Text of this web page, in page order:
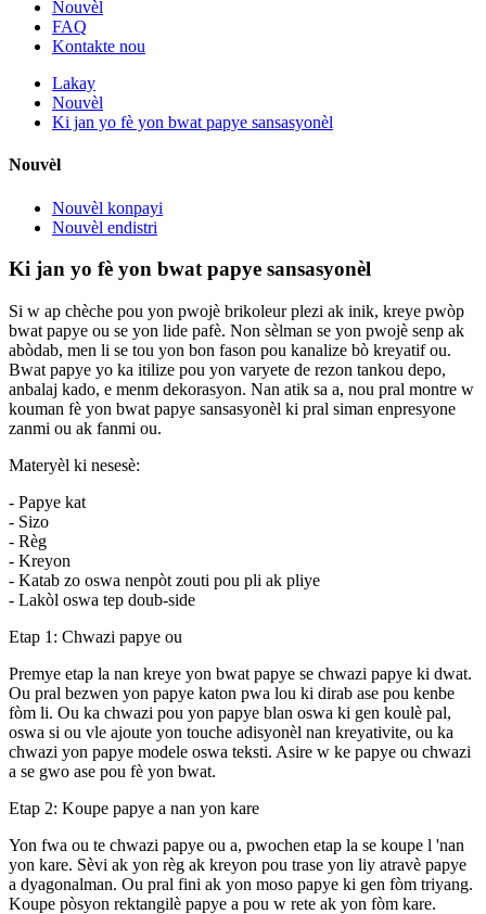
Nouvèl
FAQ
Kontakte nou
Lakay
Nouvèl
Ki jan yo fè yon bwat papye sansasyonèl
Nouvèl
Nouvèl konpayi
Nouvèl endistri
Ki jan yo fè yon bwat papye sansasyonèl
Si w ap chèche pou yon pwojè brikoleur plezi ak inik, kreye pwòp
bwat papye ou se yon lide pafè. Non sèlman se yon pwojè senp ak
abòdab, men li se tou yon bon fason pou kanalize bò kreyatif ou.
Bwat papye yo ka itilize pou yon varyete de rezon tankou depo,
anbalaj kado, e menm dekorasyon. Nan atik sa a, nou pral montre w
kouman fè yon bwat papye sansasyonèl ki pral siman enpresyone
zanmi ou ak fanmi ou.
Materyèl ki nesesè:
- Papye kat
- Sizo
- Règ
- Kreyon
- Katab zo oswa nenpòt zouti pou pli ak pliye
- Lakòl oswa tep doub-side
Etap 1: Chwazi papye ou
Premye etap la nan kreye yon bwat papye se chwazi papye ki dwat.
Ou pral bezwen yon papye katon pwa lou ki dirab ase pou kenbe
fòm li. Ou ka chwazi pou yon papye blan oswa ki gen koulè pal,
oswa si ou vle ajoute yon touche adisyonèl nan kreyativite, ou ka
chwazi yon papye modele oswa teksti. Asire w ke papye ou chwazi
a se gwo ase pou fè yon bwat.
Etap 2: Koupe papye a nan yon kare
Yon fwa ou te chwazi papye ou a, pwochen etap la se koupe l 'nan
yon kare. Sèvi ak yon règ ak kreyon pou trase yon liy atravè papye
a dyagonalman. Ou pral fini ak yon moso papye ki gen fòm triyang.
Koupe pòsyon rektangilè papye a pou w rete ak yon fòm kare.